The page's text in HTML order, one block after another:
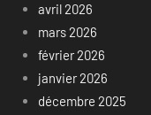
avril 2026
mars 2026
février 2026
janvier 2026
décembre 2025